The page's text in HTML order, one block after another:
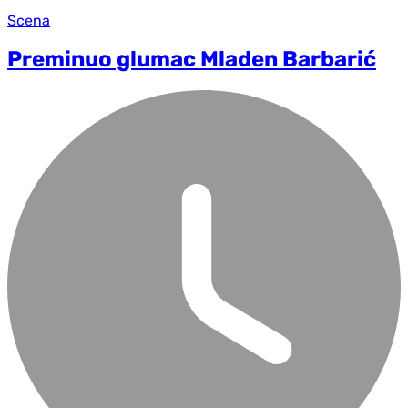
Scena
Preminuo glumac Mladen Barbarić